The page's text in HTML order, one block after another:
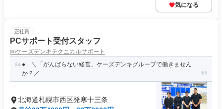
気になる
正社員
PCサポート受付スタッフ
㈱ケーズデンキテクニカルサポート
● ＼「がんばらない経営」ケーズデンキグループで働きません
か？／
北海道札幌市西区発寒十三条